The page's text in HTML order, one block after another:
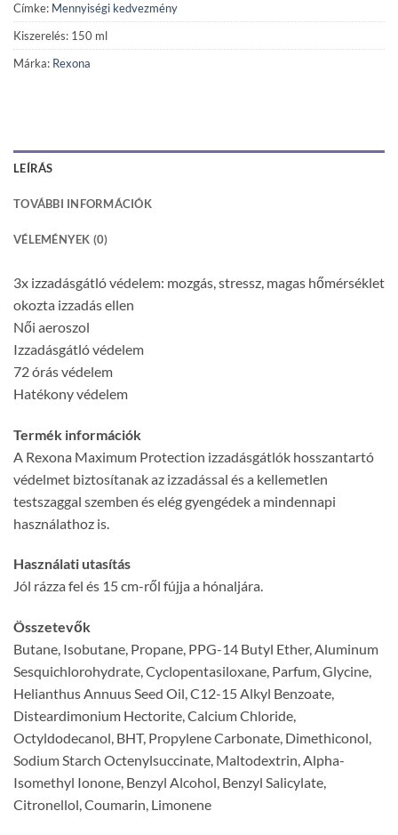
Címke: Mennyiségi kedvezmény
Kiszerelés: 150 ml
Márka: Rexona
LEÍRÁS
TOVÁBBI INFORMÁCIÓK
VÉLEMÉNYEK (0)
3x izzadásgátló védelem: mozgás, stressz, magas hőmérséklet
okozta izzadás ellen
Női aeroszol
Izzadásgátló védelem
72 órás védelem
Hatékony védelem
Termék információk
A Rexona Maximum Protection izzadásgátlók hosszantartó
védelmet biztosítanak az izzadással és a kellemetlen
testszaggal szemben és elég gyengédek a mindennapi
használathoz is.
Használati utasítás
Jól rázza fel és 15 cm-ről fújja a hónaljára.
Összetevők
Butane, Isobutane, Propane, PPG-14 Butyl Ether, Aluminum
Sesquichlorohydrate, Cyclopentasiloxane, Parfum, Glycine,
Helianthus Annuus Seed Oil, C12-15 Alkyl Benzoate,
Disteardimonium Hectorite, Calcium Chloride,
Octyldodecanol, BHT, Propylene Carbonate, Dimethiconol,
Sodium Starch Octenylsuccinate, Maltodextrin, Alpha-
Isomethyl Ionone, Benzyl Alcohol, Benzyl Salicylate,
Citronellol, Coumarin, Limonene